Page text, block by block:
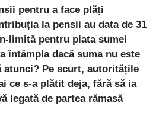
pentru a face plăți
la pensii au data de 31
limită pentru plata sumei
întâmpla dacă suma nu este
atunci? Pe scurt, autoritățile
ce s-a plătit deja, fără să ia
legată de partea rămasă